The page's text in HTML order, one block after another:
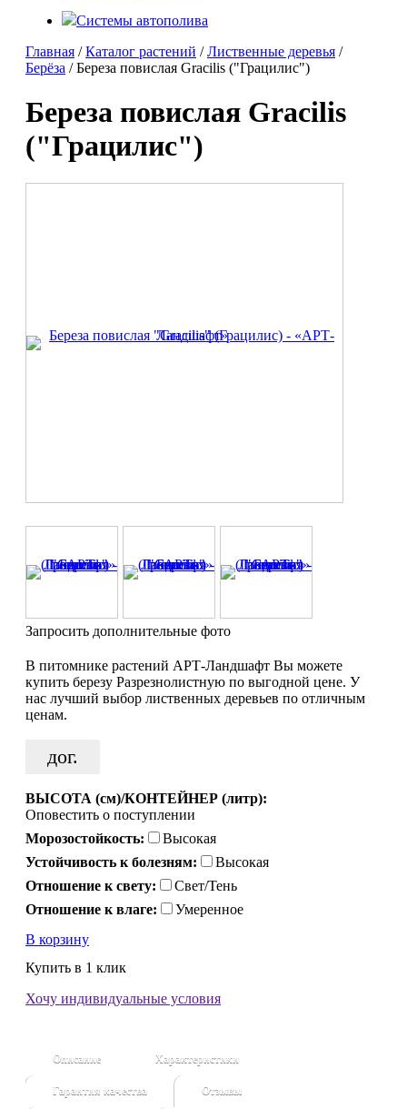
Системы автополива
Главная /Каталог растений /Лиственные деревья /
Берёза / Береза повислая Gracilis ("Грацилис")
Береза повислая Gracilis
("Грацилис")
Запросить дополнительные фото
В питомнике растений АРТ-Ландшафт Вы можете
купить березу Разрезнолистную по выгодной цене. У
нас лучший выбор лиственных деревьев по отличным
ценам.
дог.
ВЫСОТА (см)/КОНТЕЙНЕР (литр):
Оповестить о поступлении
Морозостойкость:
Высокая
Устойчивость к болезням:
Высокая
Отношение к свету:
Свет/Тень
Отношение к влаге:
Умеренное
В корзину
Купить в 1 клик
Хочу индивидуальные условия
Описание Характеристики
Гарантия качества Отзывы